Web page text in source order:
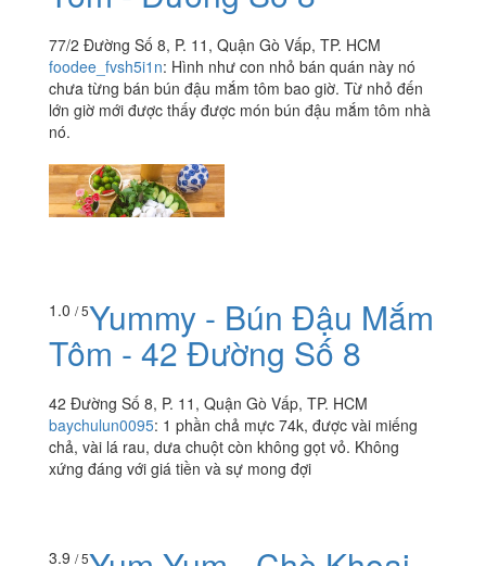
77/2 Đường Số 8, P. 11, Quận Gò Vấp, TP. HCM
foodee_fvsh5i1n: Hình như con nhỏ bán quán này nó
chưa từng bán bún đậu mắm tôm bao giờ. Từ nhỏ đến
lớn giờ mới được thấy được món bún đậu mắm tôm nhà
nó.
1.0 / 5Yummy - Bún Đậu Mắm
Tôm - 42 Đường Số 8
42 Đường Số 8, P. 11, Quận Gò Vấp, TP. HCM
baychulun0095: 1 phần chả mực 74k, được vài miếng
chả, vài lá rau, dưa chuột còn không gọt vỏ. Không
xứng đáng với giá tiền và sự mong đợi